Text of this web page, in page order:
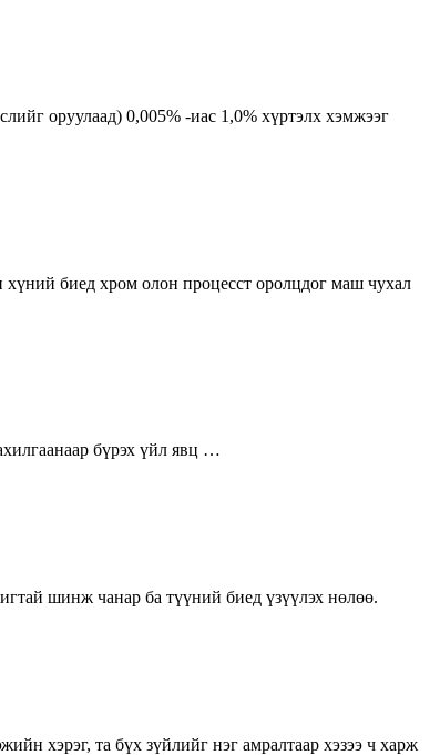
оруулаад) 0,005% -иас 1,0% хүртэлх хэмжээг
биед хром олон процесст оролцдог маш чухал
бүрэх үйл явц …
шинж чанар ба түүний биед үзүүлэх нөлөө.
хэрэг, та бүх зүйлийг нэг амралтаар хэзээ ч харж